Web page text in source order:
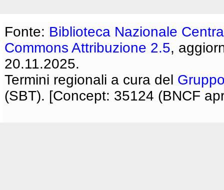
Fonte: Biblioteca Nazionale
Commons Attribuzione 2.5,
20.11.2025.
Termini regionali a cura del
(SBT). [Concept: 35124 (BNCF